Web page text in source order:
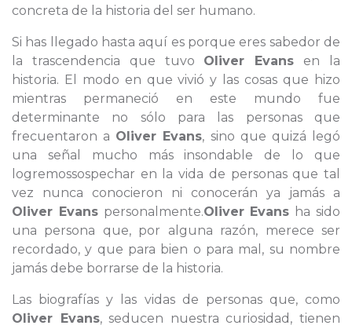
concreta de la historia del ser humano.
Si has llegado hasta aquí es porque eres sabedor de
la trascendencia que tuvo Oliver Evans en la
historia. El modo en que vivió y las cosas que hizo
mientras permaneció en este mundo fue
determinante no sólo para las personas que
frecuentaron a Oliver Evans, sino que quizá legó
una señal mucho más insondable de lo que
logremossospechar en la vida de personas que tal
vez nunca conocieron ni conocerán ya jamás a
Oliver Evanspersonalmente.Oliver Evans ha sido
una persona que, por alguna razón, merece ser
recordado, y que para bien o para mal, su nombre
jamás debe borrarse de la historia.
Las biografías y las vidas de personas que, como
Oliver Evans, seducen nuestra curiosidad, tienen